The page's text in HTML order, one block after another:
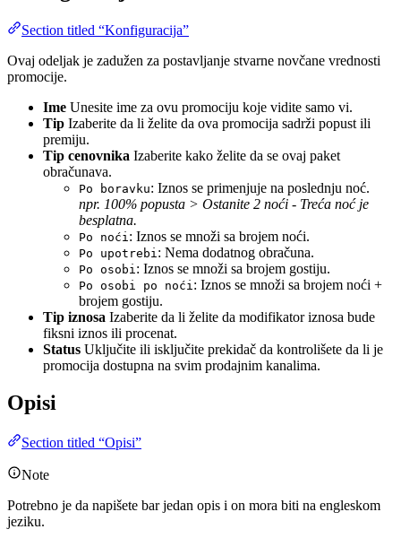
Section titled “Konfiguracija”
Ovaj odeljak je zadužen za postavljanje stvarne novčane vrednosti
promocije.
Ime Unesite ime za ovu promociju koje vidite samo vi.
Tip Izaberite da li želite da ova promocija sadrži popust ili
premiju.
Tip cenovnika Izaberite kako želite da se ovaj paket
obračunava.
Po boravku: Iznos se primenjuje na poslednju noć.
npr. 100% popusta > Ostanite 2 noći - Treća noć je
besplatna.
Po noći : Iznos se množi sa brojem noći.
Po upotrebi : Nema dodatnog obračuna.
Po osobi : Iznos se množi sa brojem gostiju.
Po osobi po noći : Iznos se množi sa brojem noći +
brojem gostiju.
Tip iznosa Izaberite da li želite da modifikator iznosa bude
fiksni iznos ili procenat.
Status Uključite ili isključite prekidač da kontrolišete da li je
promocija dostupna na svim prodajnim kanalima.
Opisi
Section titled “Opisi”
Note
Potrebno je da napišete bar jedan opis i on mora biti na engleskom
jeziku.